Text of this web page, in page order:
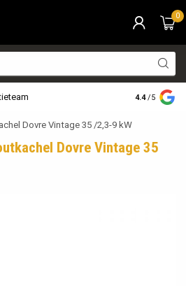
0
Bezorging
4.4 /5
Dovre Vintage 35 /2,3-9 kW
Dovre Vintage 35